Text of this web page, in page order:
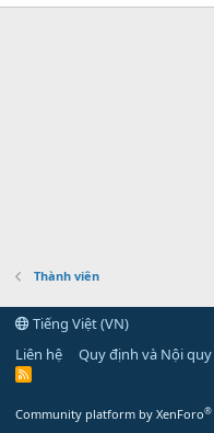
Thành viên
Tiếng Việt (VN)
Liên hệ
Quy định và Nội quy
R
Community platform by XenForo®